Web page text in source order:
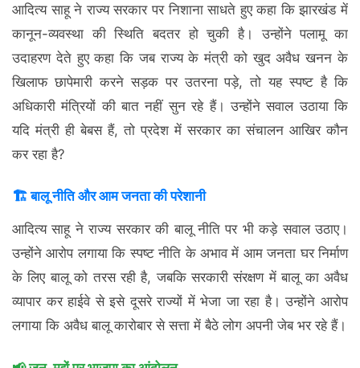
आदित्य साहू ने राज्य सरकार पर निशाना साधते हुए कहा कि झारखंड में
कानून-व्यवस्था की स्थिति बदतर हो चुकी है। उन्होंने पलामू का
उदाहरण देते हुए कहा कि जब राज्य के मंत्री को खुद अवैध खनन के
खिलाफ छापेमारी करने सड़क पर उतरना पड़े, तो यह स्पष्ट है कि
अधिकारी मंत्रियों की बात नहीं सुन रहे हैं। उन्होंने सवाल उठाया कि
यदि मंत्री ही बेबस हैं, तो प्रदेश में सरकार का संचालन आखिर कौन
कर रहा है?
🏗️ बालू नीति और आम जनता की परेशानी
आदित्य साहू ने राज्य सरकार की बालू नीति पर भी कड़े सवाल उठाए।
उन्होंने आरोप लगाया कि स्पष्ट नीति के अभाव में आम जनता घर निर्माण
के लिए बालू को तरस रही है, जबकि सरकारी संरक्षण में बालू का अवैध
व्यापार कर हाईवे से इसे दूसरे राज्यों में भेजा जा रहा है। उन्होंने आरोप
लगाया कि अवैध बालू कारोबार से सत्ता में बैठे लोग अपनी जेब भर रहे हैं।